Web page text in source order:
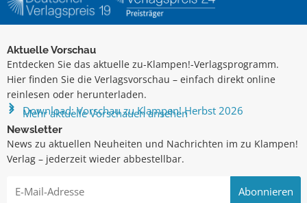
Aktuelle Vorschau
Entdecken Sie das aktuelle zu-Klampen!-Verlagsprogramm.
Hier finden Sie die Verlagsvorschau – einfach direkt online
reinlesen oder herunterladen.
Download: Vorschau zu Klampen! Herbst 2026
Mehr aktuelle Vorschauen ansehen
Newsletter
News zu aktuellen Neuheiten und Nachrichten im zu Klampen!
Verlag – jederzeit wieder abbestellbar.